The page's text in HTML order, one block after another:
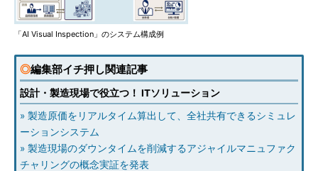
「AI Visual Inspection」のシステム構成例
◎編集部イチ押し関連記事
設計・製造現場で役立つ！ ITソリューション
» 製造原価をリアルタイム算出して、全社共有できるシミュレ
ーションシステム
» 製造現場のダウンタイムを削減するアジャイルマニュファク
チャリングの概念実証を発表